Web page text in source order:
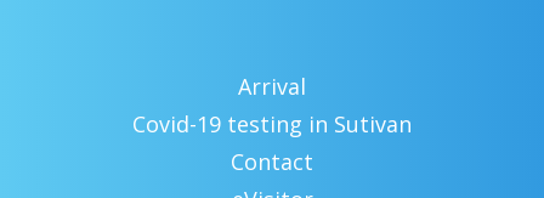
Arrival
Covid-19 testing in Sutivan
Contact